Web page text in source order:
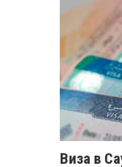
Виза в